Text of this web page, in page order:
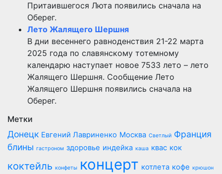
Притаившегося Люта появились сначала на
Оберег.
Лето Жалящего Шершня
В дни весеннего равноденствия 21-22 марта
2025 года по славянскому тотемному
календарю наступает новое 7533 лето – лето
Жалящего Шершня. Сообщение Лето
Жалящего Шершня появились сначала на
Оберег.
Метки
Донецк Евгений Лавриненко Москва Светлый Франция
блины гастроном здоровье индейка каша квас кок
коктейль конфеты концерт котлета кофе крюшон